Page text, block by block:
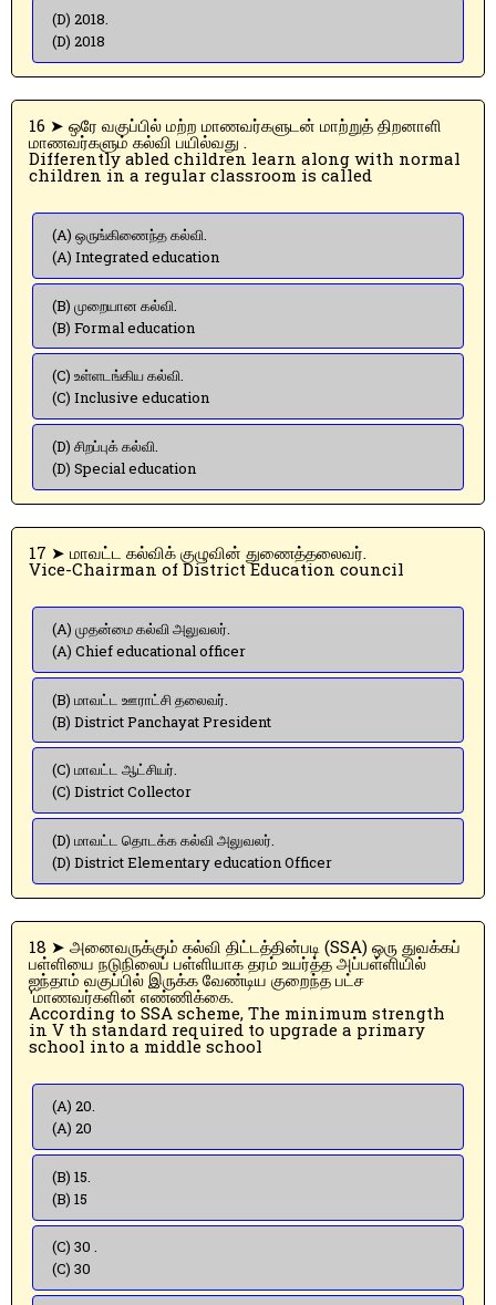
(D) 2018.
(D) 2018
16 ➤ ஒரே வகுப்பில் மற்ற மாணவர்களுடன் மாற்றுத் திறனாளி
மாணவர்களும் கல்வி பயில்வது .
Differently abled children learn along with normal
children in a regular classroom is called
(A) ஒருங்கிணைந்த கல்வி.
(A) Integrated education
(B) முறையான கல்வி.
(B) Formal education
(C) உள்ளடங்கிய கல்வி.
(C) Inclusive education
(D) சிறப்புக் கல்வி.
(D) Special education
17 ➤ மாவட்ட கல்விக் குழுவின் துணைத்தலைவர்.
Vice-Chairman of District Education council
(A) முதன்மை கல்வி அலுவலர்.
(A) Chief educational officer
(B) மாவட்ட ஊராட்சி தலைவர்.
(B) District Panchayat President
(C) மாவட்ட ஆட்சியர்.
(C) District Collector
(D) மாவட்ட தொடக்க கல்வி அலுவலர்.
(D) District Elementary education Officer
18 ➤ அனைவருக்கும் கல்வி திட்டத்தின்படி (SSA) ஒரு துவக்கப்
பள்ளியை நடுநிலைப் பள்ளியாக தரம் உயர்த்த அப்பள்ளியில்
ஐந்தாம் வகுப்பில் இருக்க வேண்டிய குறைந்த பட்ச
'மாணவர்களின் எண்ணிக்கை.
According to SSA scheme, The minimum strength
in V th standard required to upgrade a primary
school into a middle school
(A) 20.
(A) 20
(B) 15.
(B) 15
(C) 30 .
(C) 30